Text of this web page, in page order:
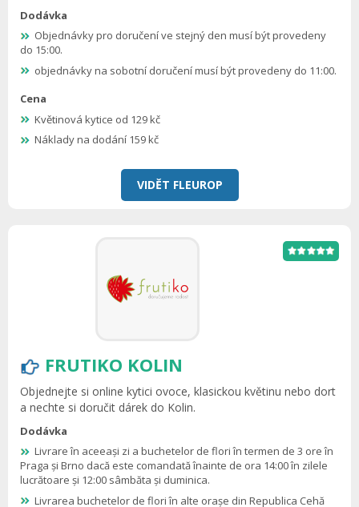
Dodávka
Objednávky pro doručení ve stejný den musí být provedeny
do 15:00.
objednávky na sobotní doručení musí být provedeny do 11:00.
Cena
Květinová kytice od 129 kč
Náklady na dodání 159 kč
VIDĚT FLEUROP
FRUTIKO KOLIN
Objednejte si online kytici ovoce, klasickou květinu nebo dort
a nechte si doručit dárek do Kolin.
Dodávka
Livrare în aceeași zi a buchetelor de flori în termen de 3 ore în
Praga și Brno dacă este comandată înainte de ora 14:00 în zilele
lucrătoare și 12:00 sâmbăta și duminica.
Livrarea buchetelor de flori în alte orașe din Republica Cehă